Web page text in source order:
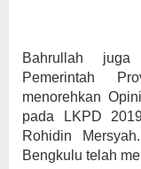
Bahrullah juga
Pemerintah
menorehkan
pada LKPD
Rohidin
Bengkulu telah